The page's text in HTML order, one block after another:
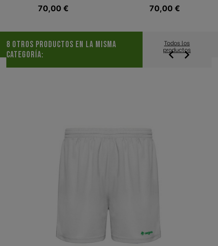
Precio
70,00 € Precio
70,00 €
8 OTROS PRODUCTOS EN LA MISMA
CATEGORÍA:
Todos los
productos
